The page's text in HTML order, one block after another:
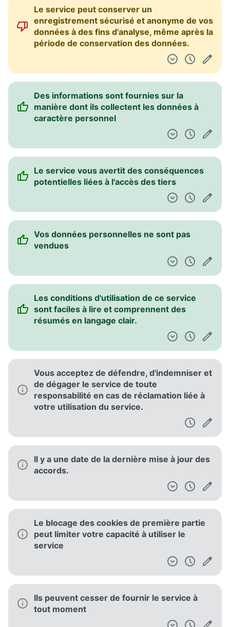
Le service peut conserver un
enregistrement sécurisé et anonyme de vos
données à des fins d'analyse, même après la
période de conservation des données.
Des informations sont fournies sur la
manière dont ils collectent les données à
caractère personnel
Le service vous avertit des conséquences
potentielles liées à l'accès des tiers
Vos données personnelles ne sont pas
vendues
Les conditions d'utilisation de ce service
sont faciles à lire et comprennent des
résumés en langage clair.
Vous acceptez de défendre, d'indemniser et
de dégager le service de toute
responsabilité en cas de réclamation liée à
votre utilisation du service.
Il y a une date de la dernière mise à jour des
accords.
Le blocage des cookies de première partie
peut limiter votre capacité à utiliser le
service
Ils peuvent cesser de fournir le service à
tout moment